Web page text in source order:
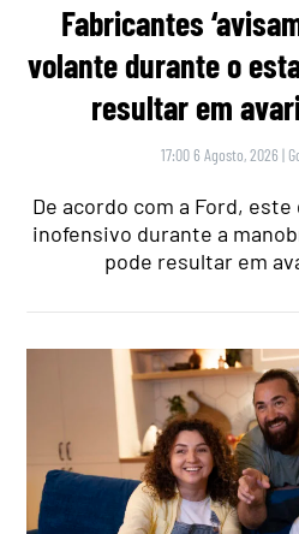
Fabricantes
volante durante o
resultar em
17:00 6 Agosto, 2026 |
De acordo com a Ford,
inofensivo durante a
pode resultar em